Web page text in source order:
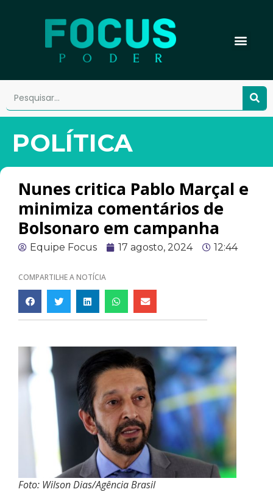
POLÍTICA
Nunes critica Pablo Marçal e
minimiza comentários de
Bolsonaro em campanha
Equipe Focus 17 agosto, 2024 12:44
COMPARTILHE A NOTÍCIA
Foto: Wilson Dias/Agência Brasil